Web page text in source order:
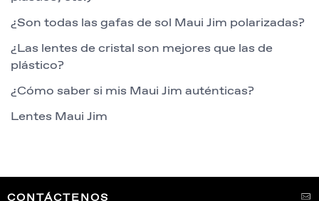
¿Son todas las gafas de sol Maui Jim polarizadas?
¿Las lentes de cristal son mejores que las de
plástico?
¿Cómo saber si mis Maui Jim auténticas?
Lentes Maui Jim
CONTÁCTENOS